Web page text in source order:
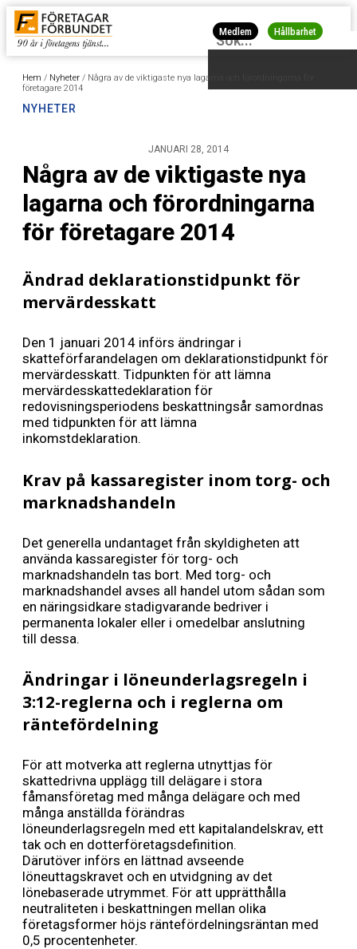
Medlem Hållbarhet
Hem / Nyheter / Några av de viktigaste nya lagarna och förordningarna för
företagare 2014
NYHETER
JANUARI 28, 2014
Några av de viktigaste nya
lagarna och förordningarna
för företagare 2014
Ändrad deklarationstidpunkt för
mervärdesskatt
Den 1 januari 2014 införs ändringar i
skatteförfarandelagen om deklarationstidpunkt för
mervärdesskatt. Tidpunkten för att lämna
mervärdesskattedeklaration för
redovisningsperiodens beskattningsår samordnas
med tidpunkten för att lämna
inkomstdeklaration.
Krav på kassaregister inom torg- och
marknadshandeln
Det generella undantaget från skyldigheten att
använda kassaregister för torg- och
marknadshandeln tas bort. Med torg- och
marknadshandel avses all handel utom sådan som
en näringsidkare stadigvarande bedriver i
permanenta lokaler eller i omedelbar anslutning
till dessa.
Ändringar i löneunderlagsregeln i
3:12-reglerna och i reglerna om
räntefördelning
För att motverka att reglerna utnyttjas för
skattedrivna upplägg till delägare i stora
fåmansföretag med många delägare och med
många anställda förändras
löneunderlagsregeln med ett kapitalandelskrav, ett
tak och en dotterföretagsdefinition.
Därutöver införs en lättnad avseende
löneuttagskravet och en utvidgning av det
lönebaserade utrymmet. För att upprätthålla
neutraliteten i beskattningen mellan olika
företagsformer höjs räntefördelningsräntan med
0,5 procentenheter.